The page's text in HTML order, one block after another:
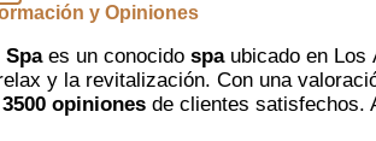
y Opiniones
Spaes un conocido spaubicado en Los
y la revitalización. Con una
3500 opiniones de clientes satisfechos.